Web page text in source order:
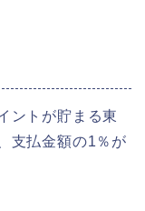
ントが貯まる東
支払金額の1％が